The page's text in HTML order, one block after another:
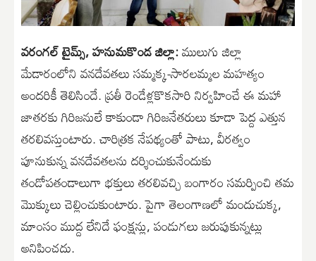
వరంగల్ టైమ్స్, హనుమకొండ జిల్లా:ములుగు జిల్లా
మేడారంలోని వనదేవతలు సమ్మక్క-సారలమ్మల మహత్యం
అందరికీ తెలిసిందే. ప్రతీ రెండేళ్లకొకసారి నిర్వహించే ఈ మహా
జాతరకు గిరిజనులే కాకుండా గిరిజనేతరులు కూడా పెద్ద ఎత్తున
తరలివస్తుంటారు. చారిత్రక నేపథ్యంతో పాటు, వీరత్వం
పూనుకున్న వనదేవతలను దర్శించుకునేందుకు
తండోపతండాలుగా భక్తులు తరలివచ్చి బంగారం సమర్పించి తమ
మొక్కులు చెల్లించుకుంటారు. పైగా తెలంగాణలో మందుచుక్క,
మాంసం ముద్ద లేనిదే ఫంక్షన్లు, పండుగలు జరుపుకున్నట్లు
అనిపించదు.